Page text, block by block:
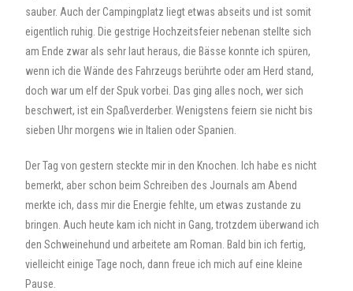
sauber. Auch der Campingplatz liegt etwas abseits und ist somit
eigentlich ruhig. Die gestrige Hochzeitsfeier nebenan stellte sich
am Ende zwar als sehr laut heraus, die Bässe konnte ich spüren,
wenn ich die Wände des Fahrzeugs berührte oder am Herd stand,
doch war um elf der Spuk vorbei. Das ging alles noch, wer sich
beschwert, ist ein Spaßverderber. Wenigstens feiern sie nicht bis
sieben Uhr morgens wie in Italien oder Spanien.
Der Tag von gestern steckte mir in den Knochen. Ich habe es nicht
bemerkt, aber schon beim Schreiben des Journals am Abend
merkte ich, dass mir die Energie fehlte, um etwas zustande zu
bringen. Auch heute kam ich nicht in Gang, trotzdem überwand ich
den Schweinehund und arbeitete am Roman. Bald bin ich fertig,
vielleicht einige Tage noch, dann freue ich mich auf eine kleine
Pause.